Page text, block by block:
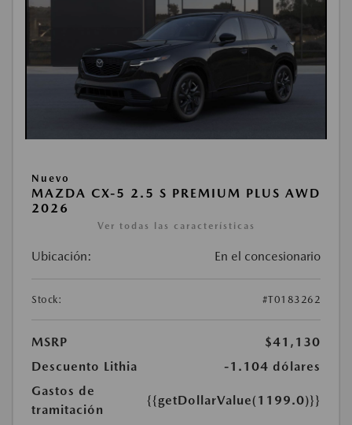
Nuevo
MAZDA CX-5 2.5 S PREMIUM PLUS AWD
2026
Ver todas las características
Ubicación: En el concesionario
Stock: #T0183262
MSRP
$41,130
Descuento Lithia
-1.104 dólares
Gastos de
tramitación
{{getDollarValue(1199.0)}}